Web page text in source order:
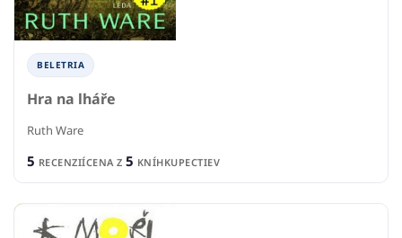
BELETRIA
Hra na lháře
Ruth Ware
5 RECENZIÍCENA Z 5 KNÍHKUPECTIEV